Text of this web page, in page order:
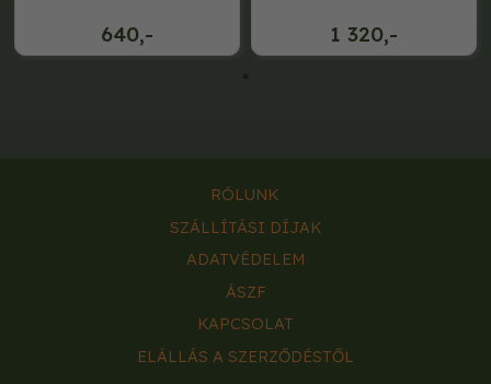
640,- 1 320,-
RÓLUNK
SZÁLLÍTÁSI DÍJAK
ADATVÉDELEM
ÁSZF
KAPCSOLAT
ELÁLLÁS A SZERZŐDÉSTŐL